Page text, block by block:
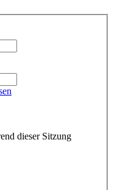
dieser Sitzung